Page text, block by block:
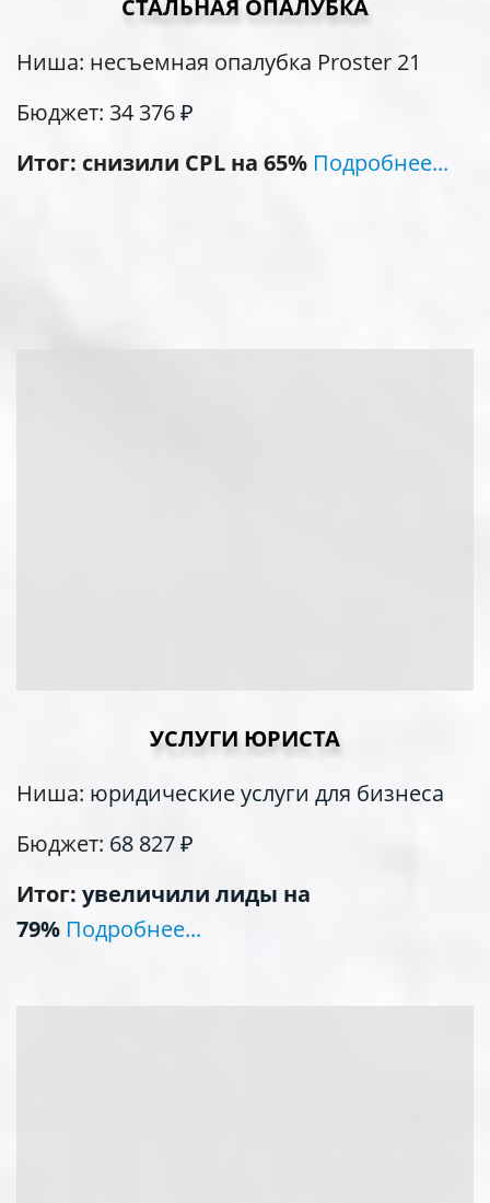
СТАЛЬНАЯ ОПАЛУБКА
Ниша: несъемная опалубка Proster 21
Бюджет: 34 376₽
Итог: снизили CPL на 65% Подробнее...
УСЛУГИ ЮРИСТА
Ниша: юридические услуги для бизнеса
Бюджет: 68 827₽
Итог: увеличили лиды на
79% Подробнее...